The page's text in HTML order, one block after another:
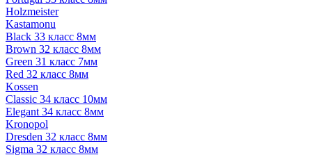
Holzmeister
Kastamonu
Black 33 класс 8мм
Brown 32 класс 8мм
Green 31 класс 7мм
Red 32 класс 8мм
Kossen
Classic 34 класс 10мм
Elegant 34 класс 8мм
Kronopol
Dresden 32 класс 8мм
Sigma 32 класс 8мм